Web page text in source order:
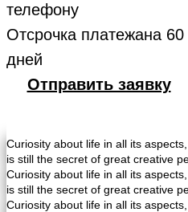
телефону
Отсрочка платежана 60
дней
Отправить заявку
Curiosity about life in all its aspects,
is still the secret of great creative
Curiosity about life in all its aspects,
is still the secret of great creative
Curiosity about life in all its aspects,